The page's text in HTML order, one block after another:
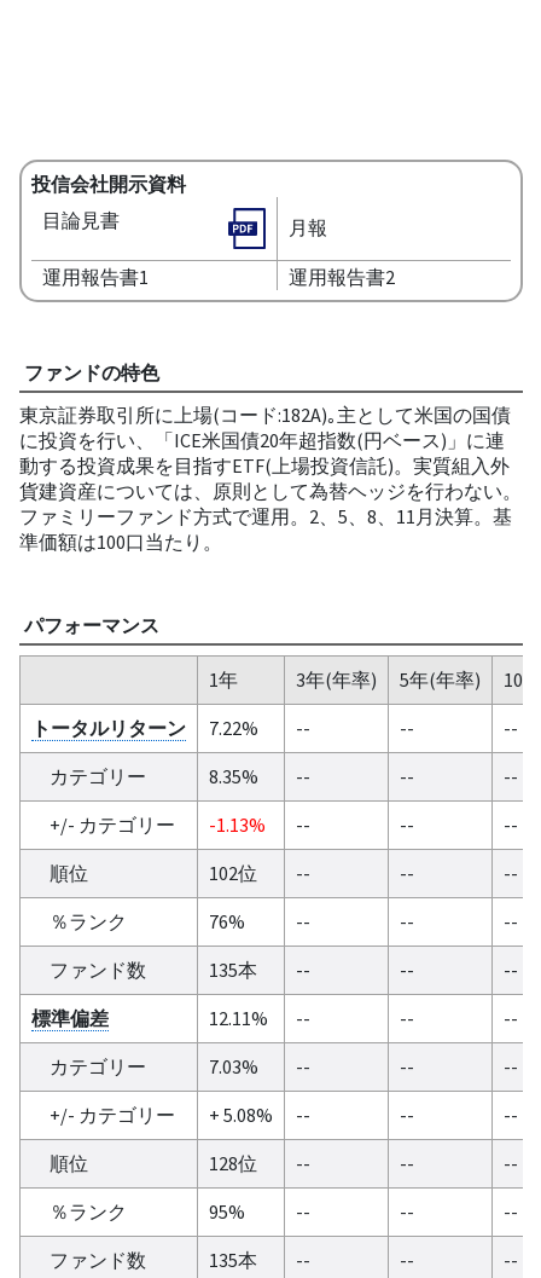
投信会社開示資料
目論見書
月報
運用報告書1 運用報告書2
ファンドの特色
東京証券取引所に上場(コード:182A)｡主として米国の国債
に投資を行い、「ICE米国債20年超指数(円ベース)」に連
動する投資成果を目指すETF(上場投資信託)。実質組入外
貨建資産については、原則として為替ヘッジを行わない。
ファミリーファンド方式で運用。2、5、8、11月決算。基
準価額は100口当たり。
パフォーマンス
1年 3年(年率) 5年(年率)
10
トータルリターン
7.22% -- --
--
カテゴリー
8.35% -- --
--
+/- カテゴリー
-1.13% -- --
--
順位
102位 -- --
--
％ランク
76% -- --
--
ファンド数
135本 -- --
--
標準偏差
12.11% -- --
--
カテゴリー
7.03% -- --
--
+/- カテゴリー
+ 5.08% -- --
--
順位
128位 -- --
--
％ランク
95% -- --
--
ファンド数
135本 -- -- --